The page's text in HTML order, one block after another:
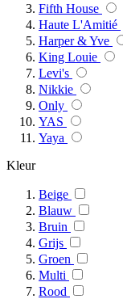
Fifth House
Haute L'Amitié
Harper & Yve
King Louie
Levi's
Nikkie
Only
YAS
Yaya
Kleur
Beige
Blauw
Bruin
Grijs
Groen
Multi
Rood